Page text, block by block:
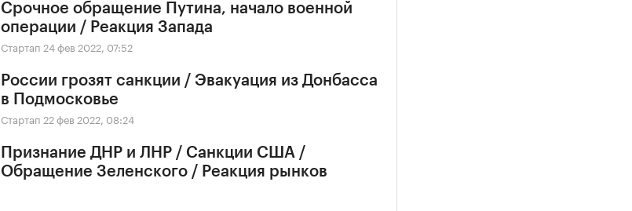
Срочное обращение Путина, начало военной
операции / Реакция Запада
Стартап 24 фев 2022, 07:52
России грозят санкции / Эвакуация из Донбасса
в Подмосковье
Стартап 22 фев 2022, 08:24
Признание ДНР и ЛНР / Санкции США /
Обращение Зеленского / Реакция рынков